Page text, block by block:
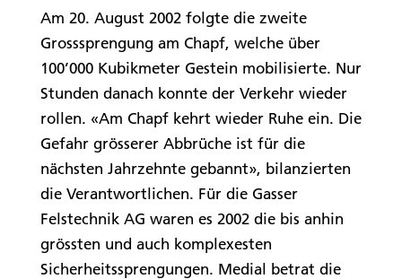
Am 20. August 2002 folgte die zweite
Grosssprengung am Chapf, welche über
100’000 Kubikmeter Gestein mobilisierte. Nur
Stunden danach konnte der Verkehr wieder
rollen. «Am Chapf kehrt wieder Ruhe ein. Die
Gefahr grösserer Abbrüche ist für die
nächsten Jahrzehnte gebannt», bilanzierten
die Verantwortlichen. Für die Gasser
Felstechnik AG waren es 2002 die bis anhin
grössten und auch komplexesten
Sicherheitssprengungen. Medial betrat die